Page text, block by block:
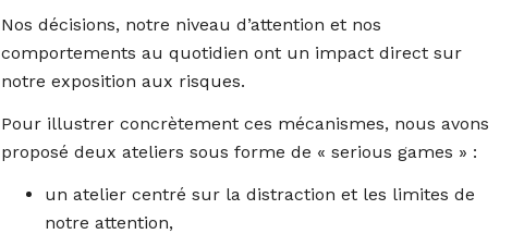
Nos décisions, notre niveau d’attention et nos
comportements au quotidien ont un impact direct sur
notre exposition aux risques.
Pour illustrer concrètement ces mécanismes, nous avons
proposé deux ateliers sous forme de « serious games » :
un atelier centré sur la distraction et les limites de
notre attention,